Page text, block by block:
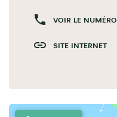
VOIR LE NUMÉRO
SITE INTERNET